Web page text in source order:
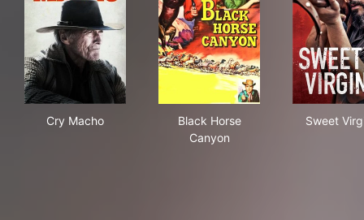
Cry Macho
Black Horse
Canyon
Sweet